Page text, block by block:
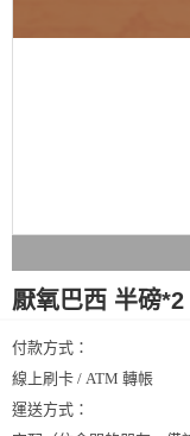
厭氧巴西 半磅*2
付款方式：
線上刷卡 / ATM 轉帳
運送方式：